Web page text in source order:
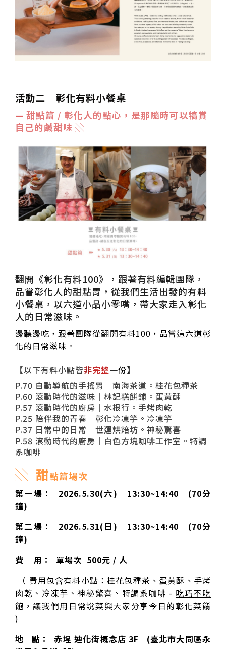
活動二｜彰化有料小餐桌
— 甜點篇 / 彰化人的點心，是那隨時可以犒賞
自己的鹹甜味 ░
翻開《彰化有料100》，跟著有料編輯團隊，
品嘗彰化人的甜點胃，從我們生活出發的有料
小餐桌，以六道小品小零嘴，帶大家走入彰化
人的日常滋味。
邊聽邊吃，跟著團隊從翻開有料100，品嘗這六道彰
化的日常滋味。
【以下有料小點皆非完整一份】
P.70 自動導航的手搖胃｜南海茶道。桂花包種茶
P.60 滾動時代的滋味｜林記糕餅鋪。蛋黃酥
P.57 滾動時代的廚房｜水根行。手烤肉乾
P.25 陪伴我的青春｜彰化冷凍竽。冷凍竽
P.37 日常中的日常｜世運烘焙坊。神秘驚喜
P.58 滾動時代的廚房｜白色方塊咖啡工作室。特調
系咖啡
░ 甜點篇場次
第一場： 2026.5.30(六) 13:30~14:40 (70分
鐘)
第二場： 2026.5.31(日) 13:30~14:40 (70分
鐘)
費 用： 單場次 500元 / 人
（ 費用包含有料小點：桂花包種茶、蛋黃酥、手烤
肉乾、冷凍芋、神秘驚喜、特調系咖啡 - 吃巧不吃
飽，讓我們用日常說菜與大家分享今日的彰化菜餚
)
地 點： 赤埕 迪化街概念店 3F (臺北市大同區永